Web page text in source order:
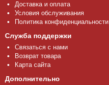
Доставка и оплата
Условия обслуживания
Политика конфиденциальности
Служба поддержки
Связаться с нами
Возврат товара
Карта сайта
Дополнительно